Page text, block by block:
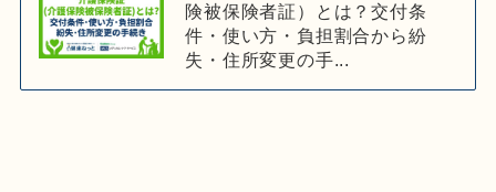
険被保険者証）とは？交付条
件・使い方・負担割合から紛
失・住所変更の手...